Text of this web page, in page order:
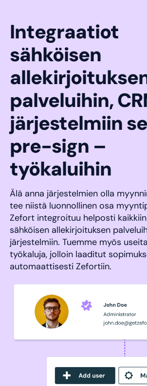
Integraatiot
sähköisen
palveluihin,
järjestelmiin
pre-sign –
työkaluihin
Älä anna järjestelmien olla
tee niistä luonnollinen osa
Zefort integroituu helposti
sähköisen allekirjoituksen
järjestelmiin. Tuemme myös
työkaluja, jolloin laaditut
automaattisesti Zefortiin.